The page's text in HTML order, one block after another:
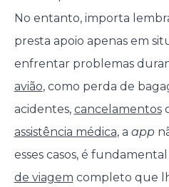
No entanto, importa
presta apoio apenas em
enfrentar problemas
avião, como perda de
acidentes, cancelamentos
assistência médica, a app
esses casos, é
de viagem completo que